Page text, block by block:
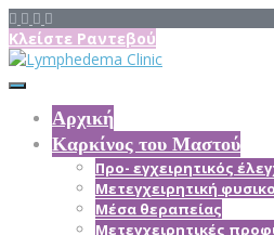
Κλείστε Ραντεβού
Αρχική
Καρκίνος του Μαστού
Προ- εγχειρητικός
Μετεγχειρητική
Μέσα θεραπείας
Mετεγχειρητικές